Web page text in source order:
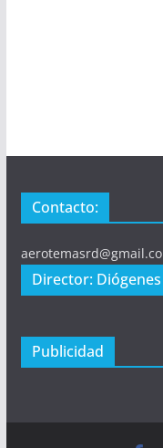
Contacto:
Director:
Publicidad